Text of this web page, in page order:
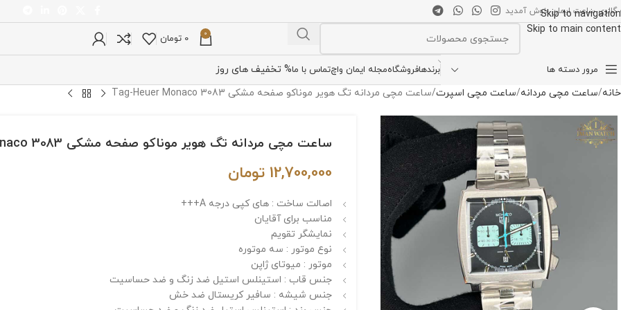
Skip to navigation
Skip to main content
گالری ساعت ایمان خوش آمدید
0
0 تومان
مرور دسته ها برندهافروشگاهمجله ایمان واچتماس با ما% تخفیف های روز
خانه ساعت مچی مردانه ساعت مچی اسپرت ساعت مچی مردانه تگ هویر موناکو صفحه مشکی Tag-Heuer Monaco 3083
ساعت مچی مردانه تگ هویر موناکو صفحه مشکی Tag-Heuer Monaco 3083
12,700,000 تومان
اصالت ساخت : های کپی درجه A+++
مناسب برای آقایان
نمایشگر تقویم
نوع موتور : سه موتوره
موتور : میوتای ژاپن
جنس قاب : استینلس استیل ضد زنگ و ضد حساسیت
جنس شیشه : سافیر کریستال ضد خش